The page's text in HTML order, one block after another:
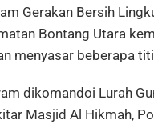
Gerakan Bersih
Bontang Utara
menyasar beberapa
dikomandoi Lurah
Masjid Al Hikmah,